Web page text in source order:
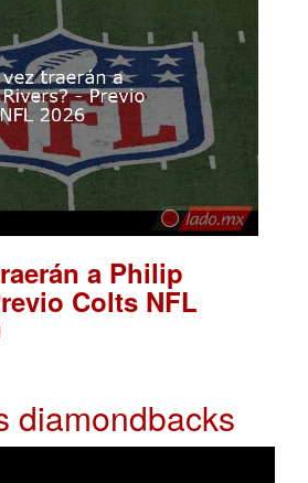
a Philip
Colts NFL
diamondbacks